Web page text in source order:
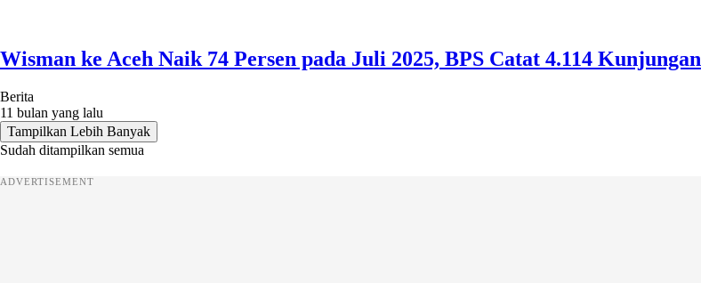
Wisman ke Aceh Naik 74 Persen pada Juli 2025, BPS Catat 4.114 Kunjungan
Berita
11 bulan yang lalu
Tampilkan Lebih Banyak
Sudah ditampilkan semua
ADVERTISEMENT